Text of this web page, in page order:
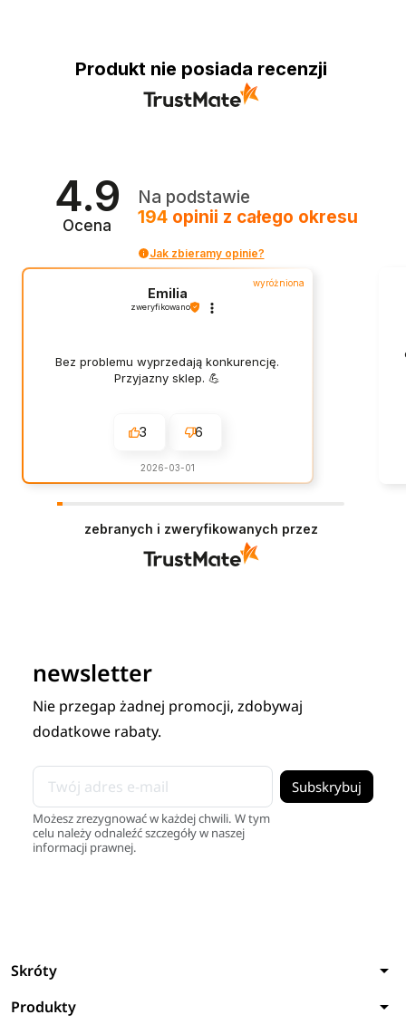
Produkt nie posiada recenzji
4.9
Ocena
Na podstawie
194opinii z całego okresu
Jak zbieramy opinie?
wyróżniona
Emilia
zweryfikowano
Bez problemu wyprzedają konkurencję.
Przyjazny sklep. 💪
3 6
2026-03-01
zebranych i zweryfikowanych przez
newsletter
Nie przegap żadnej promocji, zdobywaj
dodatkowe rabaty.
Możesz zrezygnować w każdej chwili. W tym
celu należy odnaleźć szczegóły w naszej
informacji prawnej.
Skróty arrow_drop_down
Produkty arrow_drop_down